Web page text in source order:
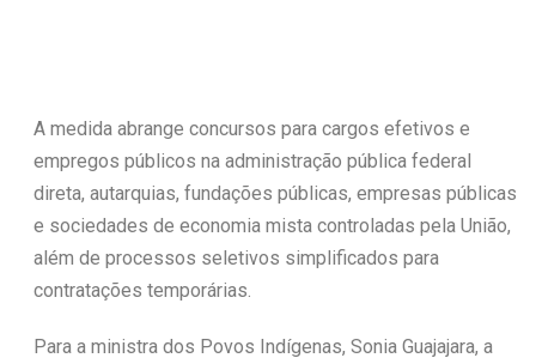
A medida abrange concursos para cargos efetivos e
empregos públicos na administração pública federal
direta, autarquias, fundações públicas, empresas públicas
e sociedades de economia mista controladas pela União,
além de processos seletivos simplificados para
contratações temporárias.
Para a ministra dos Povos Indígenas, Sonia Guajajara, a